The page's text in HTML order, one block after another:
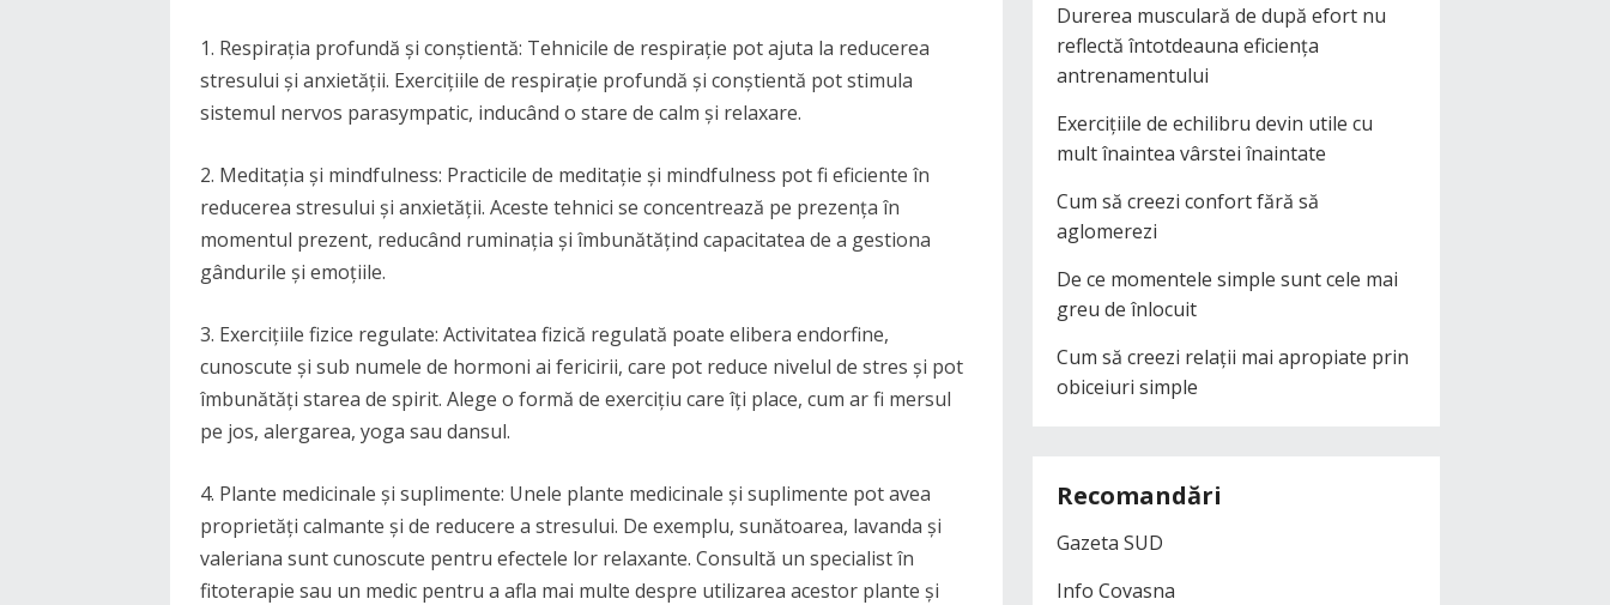
1. Respirația profundă și conștientă: Tehnicile de respirație pot ajuta la reducerea
stresului și anxietății. Exercițiile de respirație profundă și conștientă pot stimula
sistemul nervos parasympatic, inducând o stare de calm și relaxare.
2. Meditația și mindfulness: Practicile de meditație și mindfulness pot fi eficiente în
reducerea stresului și anxietății. Aceste tehnici se concentrează pe prezența în
momentul prezent, reducând ruminația și îmbunătățind capacitatea de a gestiona
gândurile și emoțiile.
3. Exercițiile fizice regulate: Activitatea fizică regulată poate elibera endorfine,
cunoscute și sub numele de hormoni ai fericirii, care pot reduce nivelul de stres și pot
îmbunătăți starea de spirit. Alege o formă de exercițiu care îți place, cum ar fi mersul
pe jos, alergarea, yoga sau dansul.
4. Plante medicinale și suplimente: Unele plante medicinale și suplimente pot avea
proprietăți calmante și de reducere a stresului. De exemplu, sunătoarea, lavanda și
valeriana sunt cunoscute pentru efectele lor relaxante. Consultă un specialist în
fitoterapie sau un medic pentru a afla mai multe despre utilizarea acestor plante și
Durerea musculară de după efort nu
reflectă întotdeauna eficiența
antrenamentului
Exercițiile de echilibru devin utile cu
mult înaintea vârstei înaintate
Cum să creezi confort fără să
aglomerezi
De ce momentele simple sunt cele mai
greu de înlocuit
Cum să creezi relații mai apropiate prin
obiceiuri simple
Recomandări
Gazeta SUD
Info Covasna